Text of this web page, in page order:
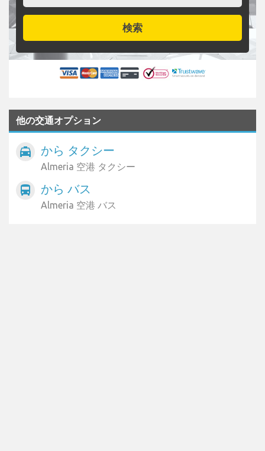
検索
他の交通オプション
local_taxi から タクシー
Almeria 空港 タクシー
directions_bus から バス
Almeria 空港 バス